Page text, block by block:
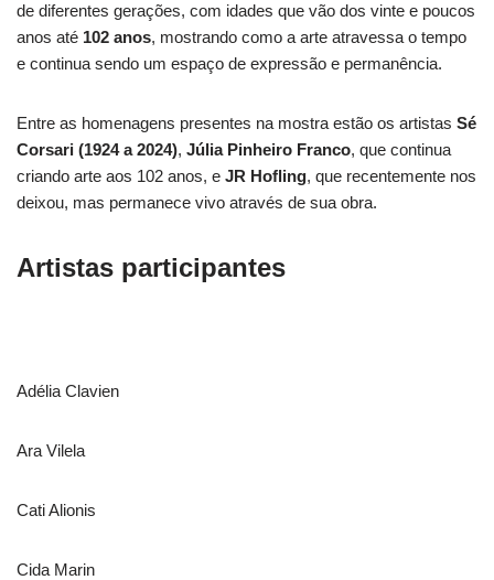
de diferentes gerações, com idades que vão dos vinte e poucos
anos até 102 anos, mostrando como a arte atravessa o tempo
e continua sendo um espaço de expressão e permanência.
Entre as homenagens presentes na mostra estão os artistas Sé
Corsari (1924 a 2024), Júlia Pinheiro Franco, que continua
criando arte aos 102 anos, e JR Hofling, que recentemente nos
deixou, mas permanece vivo através de sua obra.
Artistas participantes
Adélia Clavien
Ara Vilela
Cati Alionis
Cida Marin